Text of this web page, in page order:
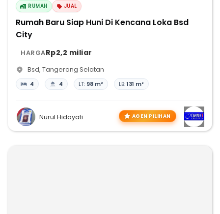
RUMAH JUAL
Rumah Baru Siap Huni Di Kencana Loka Bsd
City
HARGARp2,2 miliar
Bsd, Tangerang Selatan
4 4 LT: 98 m² LB:131 m²
Nurul Hidayati AGEN PILIHAN